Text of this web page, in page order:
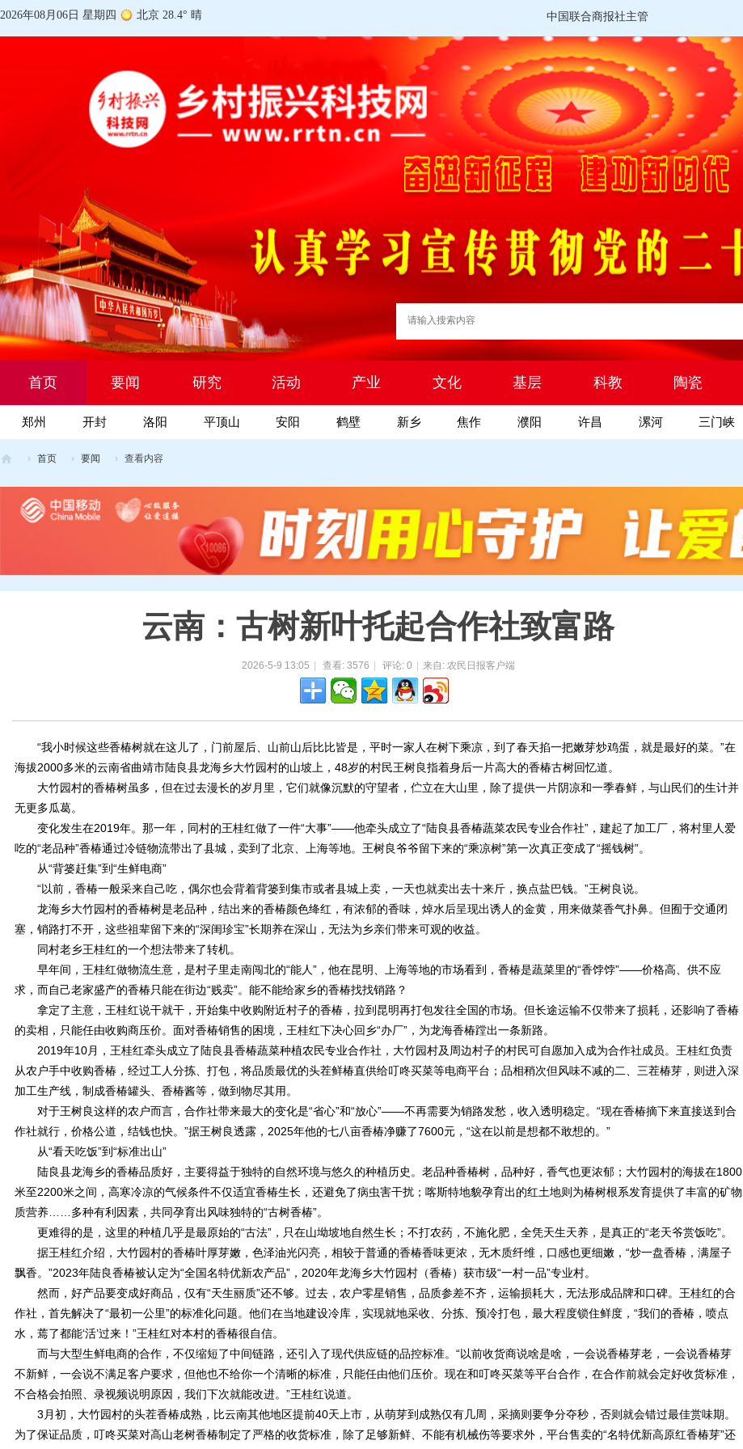
中国联合商报社主管
首页
Portal
要闻 研究
院
活动 产业 文化 基层 科教 陶瓷
郑州 开封 洛阳 平顶山 安阳 鹤壁 新乡 焦作 濮阳 许昌 漯河 三门峡
科
› 首页 › 要闻 › 查看内容
云南：古树新叶托起合作社致富路
2026-5-9 13:05 查看: 3576 评论: 0 来自: 农民日报客户端
“我小时候这些香椿树就在这儿了，门前屋后、山前山后比比皆是，平时一家人在树下乘凉，到了春天掐一把嫩芽炒鸡蛋，就是最好的菜。”在
海拔2000多米的云南省曲靖市陆良县龙海乡大竹园村的山坡上，48岁的村民王树良指着身后一片高大的香椿古树回忆道。
大竹园村的香椿树虽多，但在过去漫长的岁月里，它们就像沉默的守望者，伫立在大山里，除了提供一片阴凉和一季春鲜，与山民们的生计并
无更多瓜葛。
变化发生在2019年。那一年，同村的王桂红做了一件“大事”——他牵头成立了“陆良县香椿蔬菜农民专业合作社”，建起了加工厂，将村里人爱
吃的“老品种”香椿通过冷链物流带出了县城，卖到了北京、上海等地。王树良爷爷留下来的“乘凉树”第一次真正变成了“摇钱树”。
从“背篓赶集”到“生鲜电商”
“以前，香椿一般采来自己吃，偶尔也会背着背篓到集市或者县城上卖，一天也就卖出去十来斤，换点盐巴钱。”王树良说。
龙海乡大竹园村的香椿树是老品种，结出来的香椿颜色绛红，有浓郁的香味，焯水后呈现出诱人的金黄，用来做菜香气扑鼻。但囿于交通闭
塞，销路打不开，这些祖辈留下来的“深闺珍宝”长期养在深山，无法为乡亲们带来可观的收益。
同村老乡王桂红的一个想法带来了转机。
早年间，王桂红做物流生意，是村子里走南闯北的“能人”，他在昆明、上海等地的市场看到，香椿是蔬菜里的“香饽饽”——价格高、供不应
求，而自己老家盛产的香椿只能在街边“贱卖”。能不能给家乡的香椿找找销路？
拿定了主意，王桂红说干就干，开始集中收购附近村子的香椿，拉到昆明再打包发往全国的市场。但长途运输不仅带来了损耗，还影响了香椿
的卖相，只能任由收购商压价。面对香椿销售的困境，王桂红下决心回乡“办厂”，为龙海香椿蹚出一条新路。
2019年10月，王桂红牵头成立了陆良县香椿蔬菜种植农民专业合作社，大竹园村及周边村子的村民可自愿加入成为合作社成员。王桂红负责
从农户手中收购香椿，经过工人分拣、打包，将品质最优的头茬鲜椿直供给叮咚买菜等电商平台；品相稍次但风味不减的二、三茬椿芽，则进入深
加工生产线，制成香椿罐头、香椿酱等，做到物尽其用。
对于王树良这样的农户而言，合作社带来最大的变化是“省心”和“放心”——不再需要为销路发愁，收入透明稳定。“现在香椿摘下来直接送到合
作社就行，价格公道，结钱也快。”据王树良透露，2025年他的七八亩香椿净赚了7600元，“这在以前是想都不敢想的。”
从“看天吃饭”到“标准出山”
陆良县龙海乡的香椿品质好，主要得益于独特的自然环境与悠久的种植历史。老品种香椿树，品种好，香气也更浓郁；大竹园村的海拔在1800
米至2200米之间，高寒冷凉的气候条件不仅适宜香椿生长，还避免了病虫害干扰；喀斯特地貌孕育出的红土地则为椿树根系发育提供了丰富的矿物
质营养……多种有利因素，共同孕育出风味独特的“古树香椿”。
更难得的是，这里的种植几乎是最原始的“古法”，只在山坳坡地自然生长；不打农药，不施化肥，全凭天生天养，是真正的“老天爷赏饭吃”。
据王桂红介绍，大竹园村的香椿叶厚芽嫩，色泽油光闪亮，相较于普通的香椿香味更浓，无木质纤维，口感也更细嫩，“炒一盘香椿，满屋子
飘香。”2023年陆良香椿被认定为“全国名特优新农产品”，2020年龙海乡大竹园村（香椿）获市级“一村一品”专业村。
然而，好产品要变成好商品，仅有“天生丽质”还不够。过去，农户零星销售，品质参差不齐，运输损耗大，无法形成品牌和口碑。王桂红的合
作社，首先解决了“最初一公里”的标准化问题。他们在当地建设冷库，实现就地采收、分拣、预冷打包，最大程度锁住鲜度，“我们的香椿，喷点
水，蔫了都能‘活’过来！”王桂红对本村的香椿很自信。
而与大型生鲜电商的合作，不仅缩短了中间链路，还引入了现代供应链的品控标准。“以前收货商说啥是啥，一会说香椿芽老，一会说香椿芽
不新鲜，一会说不满足客户要求，但他也不给你一个清晰的标准，只能任由他们压价。现在和叮咚买菜等平台合作，在合作前就会定好收货标准，
不合格会拍照、录视频说明原因，我们下次就能改进。”王桂红说道。
3月初，大竹园村的头茬香椿成熟，比云南其他地区提前40天上市，从萌芽到成熟仅有几周，采摘则要争分夺秒，否则就会错过最佳赏味期。
为了保证品质，叮咚买菜对高山老树香椿制定了严格的收货标准，除了足够新鲜、不能有机械伤等要求外，平台售卖的“名特优新高原红香椿芽”还